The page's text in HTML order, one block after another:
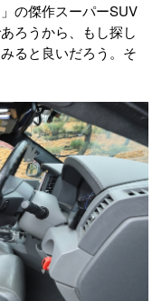
の傑作スーパーSUV
ろうから、もし探し
ると良いだろう。そ